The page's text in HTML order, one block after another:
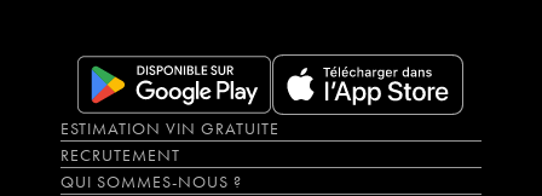
ESTIMATION VIN GRATUITE
RECRUTEMENT
QUI SOMMES-NOUS ?